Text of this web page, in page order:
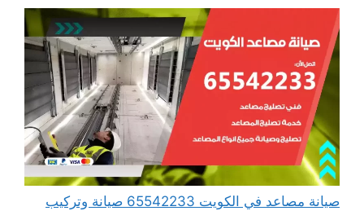
صيانة مصاعد في الكويت 65542233 صيانة وتركيب